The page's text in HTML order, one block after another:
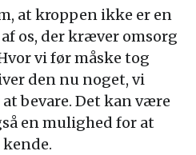
at kroppen ikke er en
os, der kræver omsorg
vi før måske tog
den nu noget, vi
bevare. Det kan være
en mulighed for at